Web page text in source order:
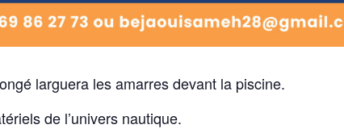
larguera les amarres devant la piscine.
de l’univers nautique.